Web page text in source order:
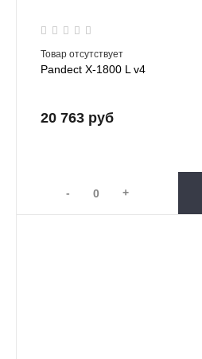
Товар отсутствует
Pandect X-1800 L v4
20 763 руб
- +